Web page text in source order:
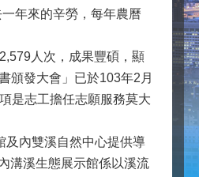
年來的辛勞，每年農曆
人次，成果豐碩，顯
頒發大會」已於103年2月
是志工擔任志願服務莫大
內雙溪自然中心提供導
溝溪生態展示館係以溪流